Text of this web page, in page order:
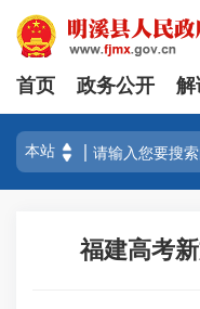
首页 政务公开 解
福建高考